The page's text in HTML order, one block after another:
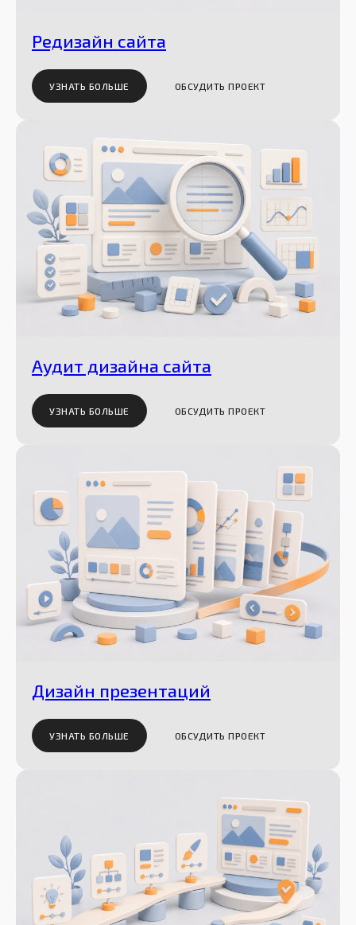
Редизайн сайта
УЗНАТЬ БОЛЬШЕ ОБСУДИТЬ ПРОЕКТ
Аудит дизайна сайта
УЗНАТЬ БОЛЬШЕ ОБСУДИТЬ ПРОЕКТ
Дизайн презентаций
УЗНАТЬ БОЛЬШЕ ОБСУДИТЬ ПРОЕКТ